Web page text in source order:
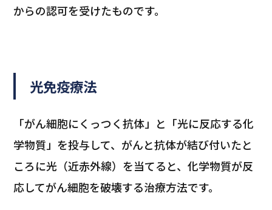
からの認可を受けたものです。
光免疫療法
「がん細胞にくっつく抗体」と「光に反応する化
学物質」を投与して、がんと抗体が結び付いたと
ころに光（近赤外線）を当てると、化学物質が反
応してがん細胞を破壊する治療方法です。